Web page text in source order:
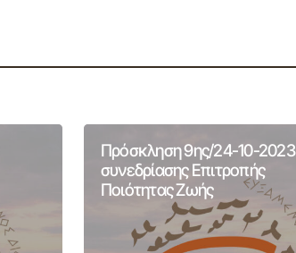
Πρόσκληση 9ης/24-10-2023
συνεδρίασης Επιτροπής
Ποιότητας Ζωής